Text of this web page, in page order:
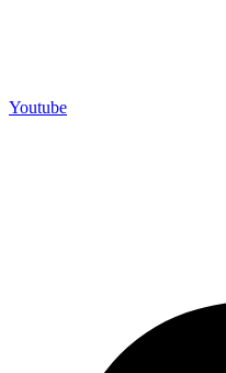
Youtube